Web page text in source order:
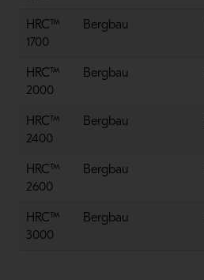
HRC™
1700
Bergbau
HRC™
2000
Bergbau
HRC™
2400
Bergbau
HRC™
2600
Bergbau
HRC™
3000
Bergbau